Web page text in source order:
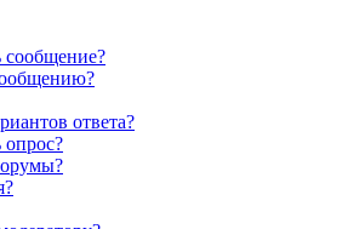
сообщение?
ответа?
опрос?